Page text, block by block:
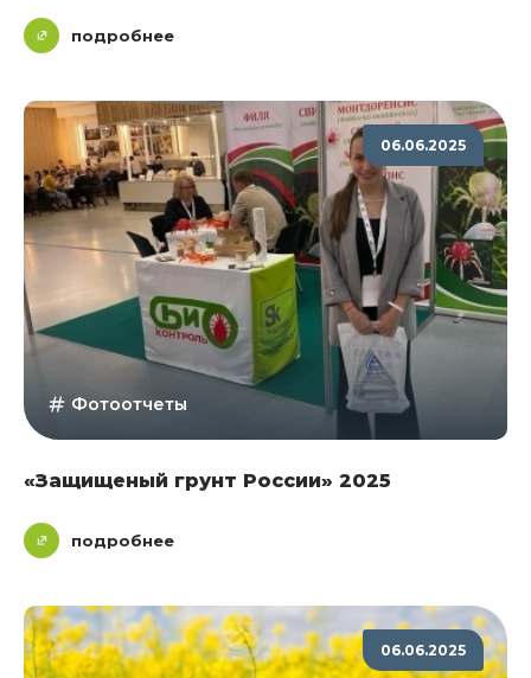
подробнее
06.06.2025
Фотоотчеты
«Защищеный грунт России» 2025
подробнее
06.06.2025